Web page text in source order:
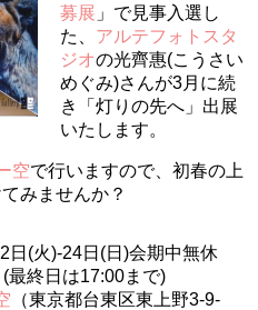
募展 」で見事入選し
た、 アルテフォトスタ
ジオの光齊惠(こうさい
めぐみ)さんが3月に続
き「灯りの先へ」出展
いたします。
空で行いますので、初春の上
みませんか？
日(火)-24日(日)会期中無休
最終日は17:00まで)
（東京都台東区東上野3-9-